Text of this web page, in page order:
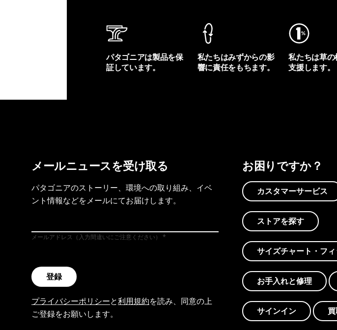
パタゴニアは製品を保
証しています。
私たちはみずからの影
響に責任をもちます。
私たちは草
支援します。
メールニュースを受け取る
パタゴニアのストーリー、環境への取り組み、イベ
ント情報などをメールにてお届けします。
メールアドレス（入力間違いにご注意ください）
登録
プライバシーポリシーと利用規約を読み、同意の上
ご登録をお願いします。
お困りですか？
カスタマーサービス
ストアを探す
サイズチャート・フ
お手入れと修理
サインイン